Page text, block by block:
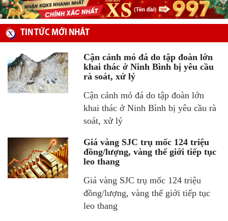
TIN TỨC MỚI NHÂT
Cận cảnh mỏ đá do tập đoàn lớn
khai thác ở Ninh Bình bị yêu cầu
rà soát, xử lý
Cận cảnh mỏ đá do tập đoàn lớn
khai thác ở Ninh Bình bị yêu cầu rà
soát, xử lý
Giá vàng SJC trụ mốc 124 triệu
đồng/lượng, vàng thế giới tiếp tục
leo thang
Giá vàng SJC trụ mốc 124 triệu
đồng/lượng, vàng thế giới tiếp tục
leo thang